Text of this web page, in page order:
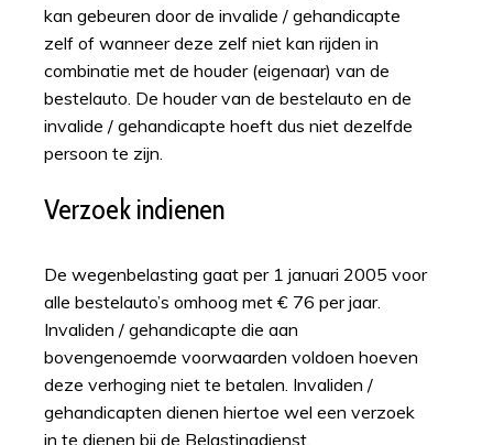
kan gebeuren door de invalide / gehandicapte
zelf of wanneer deze zelf niet kan rijden in
combinatie met de houder (eigenaar) van de
bestelauto. De houder van de bestelauto en de
invalide / gehandicapte hoeft dus niet dezelfde
persoon te zijn.
Verzoek indienen
De wegenbelasting gaat per 1 januari 2005 voor
alle bestelauto’s omhoog met € 76 per jaar.
Invaliden / gehandicapte die aan
bovengenoemde voorwaarden voldoen hoeven
deze verhoging niet te betalen. Invaliden /
gehandicapten dienen hiertoe wel een verzoek
in te dienen bij de Belastingdienst.